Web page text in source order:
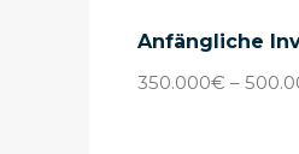
Anfängliche
350.000€ –